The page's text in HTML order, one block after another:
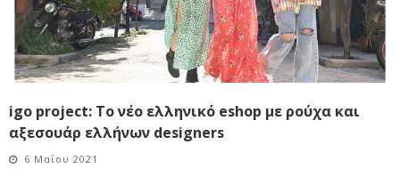
igo project: Το νέο ελληνικό eshop με ρούχα και
αξεσουάρ ελλήνων designers
6 Μαΐου 2021